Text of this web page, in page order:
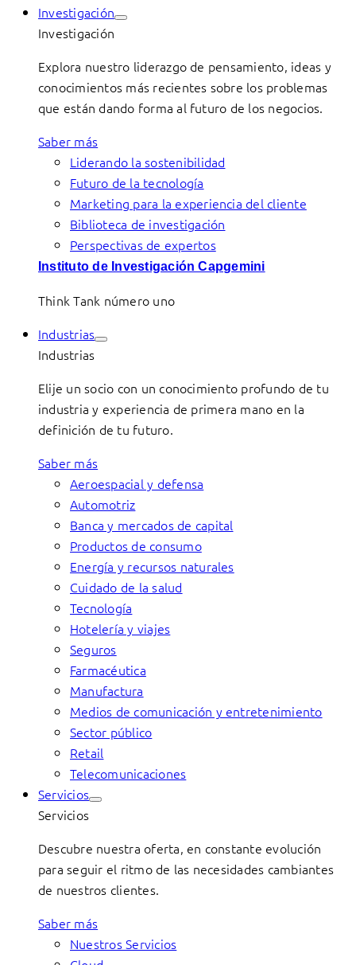
Investigación
Investigación
Explora nuestro liderazgo de pensamiento, ideas y
conocimientos más recientes sobre los problemas
que están dando forma al futuro de los negocios.
Saber más
Liderando la sostenibilidad
Futuro de la tecnología
Marketing para la experiencia del cliente
Biblioteca de investigación
Perspectivas de expertos
Instituto de Investigación Capgemini
Think Tank número uno
Industrias
Industrias
Elije un socio con un conocimiento profundo de tu
industria y experiencia de primera mano en la
definición de tu futuro.
Saber más
Aeroespacial y defensa
Automotriz
Banca y mercados de capital
Productos de consumo
Energía y recursos naturales
Cuidado de la salud
Tecnología
Hotelería y viajes
Seguros
Farmacéutica
Manufactura
Medios de comunicación y entretenimiento
Sector público
Retail
Telecomunicaciones
Servicios
Servicios
Descubre nuestra oferta, en constante evolución
para seguir el ritmo de las necesidades cambiantes
de nuestros clientes.
Saber más
Nuestros Servicios